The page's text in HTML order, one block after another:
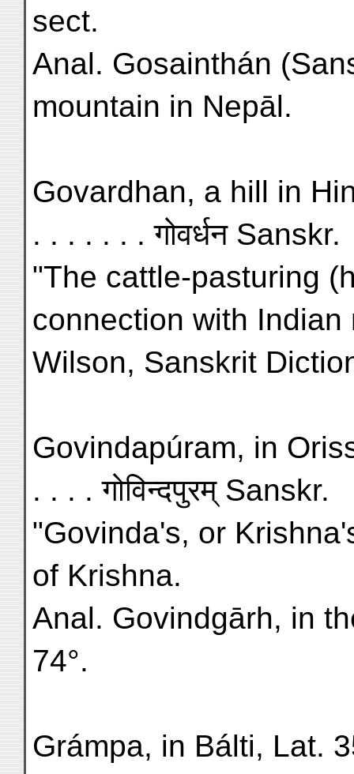
sect.
Anal. Gosainthán
mountain in Nepāl.
Govardhan, a hill in
. . . . . . . गोवर्धन Sanskr.
"The cattle-pasturing
connection with Indian
Wilson, Sanskrit
Govindapúram, in
. . . . गोविन्दपुरम् Sanskr.
"Govinda's, or
of Krishna.
Anal. Govindgārh, in
74°.
Grámpa, in Bálti, Lat.